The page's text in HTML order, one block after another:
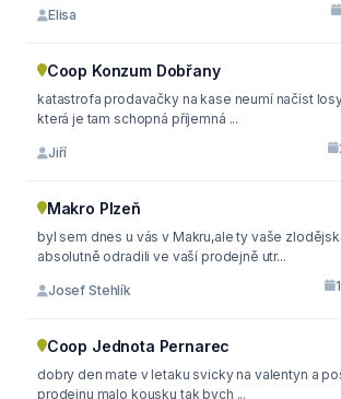
Elisa
Coop Konzum Dobřany
katastrofa prodavačky na kase neumí načíst
která je tam schopná příjemná ...
Jiří
Makro Plzeň
byl sem dnes u vás v Makru,ale ty vaše
absolutně odradili ve vaší prodejně utr...
Josef Stehlík
Coop Jednota Pernarec
dobry den mate v letaku svicky na valentyn a
prodejnu malo kousku tak bych ...